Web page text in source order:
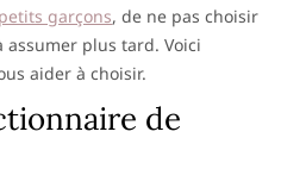
garçons, de ne pas choisir
plus tard. Voici
aider à choisir.
de